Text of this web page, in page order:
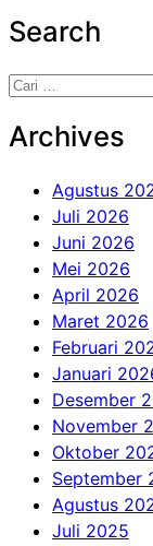
Search
Cari
Archives
Agustus
Juli 2026
Juni 2026
Mei 2026
April 2026
Maret 2026
Februari
Januari
Desember
November
Oktober
September
Agustus
Juli 2025